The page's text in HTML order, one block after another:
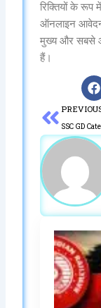
रिक्तियों के रूप
ऑनलाइन आवेदन
मुख्य और सबसे
हैं।
F
a
c
e
b
o
Prev